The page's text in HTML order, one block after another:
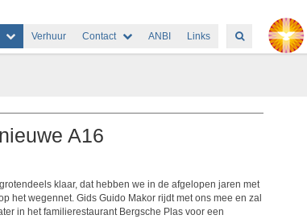
Verhuur Contact ANBI Links
A16
klaar, dat hebben we in de afgelopen jaren met
het wegennet. Gids Guido Makor rijdt met ons mee en zal
in het familierestaurant Bergsche Plas voor een